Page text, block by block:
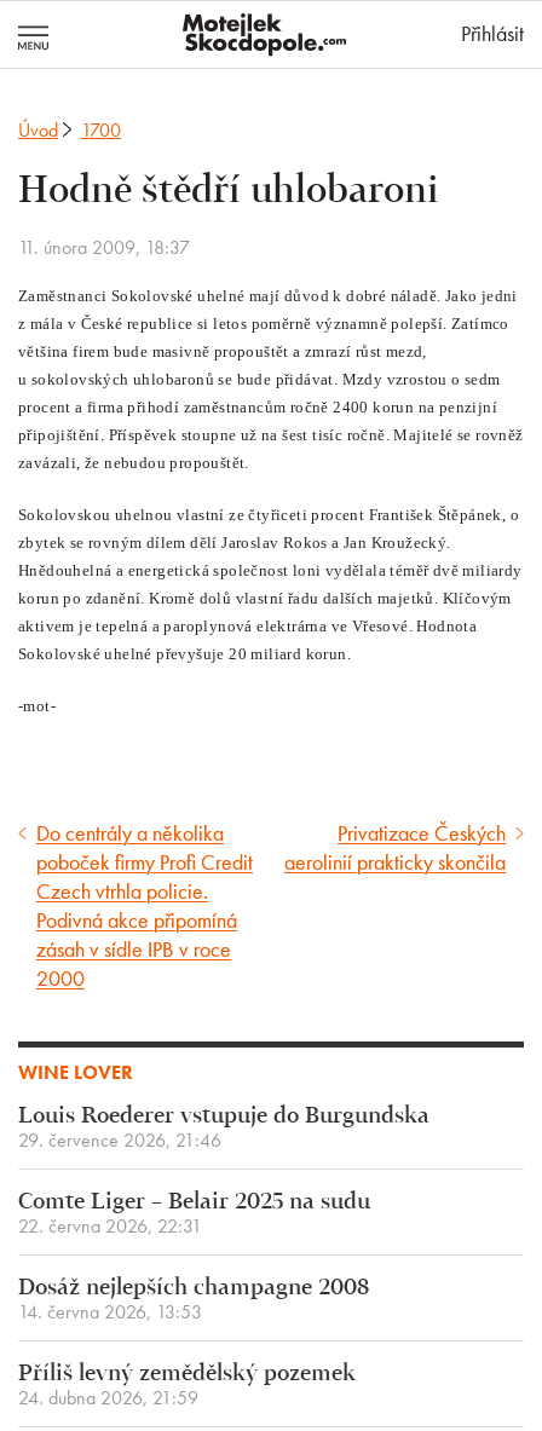
Přihlásit
Úvod 1700
Hodně štědří uhlobaroni
11. února 2009, 18:37
Zaměstnanci Sokolovské uhelné mají důvod k dobré náladě. Jako jedni
z mála v České republice si letos poměrně významně polepší. Zatímco
většina firem bude masivně propouštět a zmrazí růst mezd,
u sokolovských uhlobaronů se bude přidávat. Mzdy vzrostou o sedm
procent a firma přihodí zaměstnancům ročně 2400 korun na penzijní
připojištění. Příspěvek stoupne už na šest tisíc ročně. Majitelé se rovněž
zavázali, že nebudou propouštět.
Sokolovskou uhelnou vlastní ze čtyřiceti procent František Štěpánek, o
zbytek se rovným dílem dělí Jaroslav Rokos a Jan Kroužecký.
Hnědouhelná a energetická společnost loni vydělala téměř dvě miliardy
korun po zdanění. Kromě dolů vlastní řadu dalších majetků. Klíčovým
aktivem je tepelná a paroplynová elektrárna ve Vřesové. Hodnota
Sokolovské uhelné převyšuje 20 miliard korun.
-mot-
Předcházející
článek
Do centrály a několika
poboček firmy Profi Credit
Czech vtrhla policie.
Podivná akce připomíná
zásah v sídle IPB v roce
2000
Následující
článek
Privatizace Českých
aerolinií prakticky skončila
WINE LOVER
Louis Roederer vstupuje do Burgundska
29. července 2026, 21:46
Comte Liger – Belair 2025 na sudu
22. června 2026, 22:31
Dosáž nejlepších champagne 2008
14. června 2026, 13:53
Příliš levný zemědělský pozemek
24. dubna 2026, 21:59